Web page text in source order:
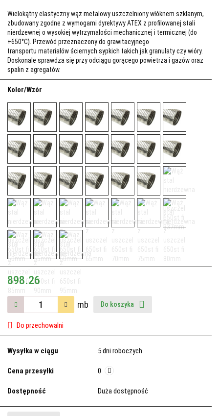
Wielokątny elastyczny wąż metalowy uszczelniony włóknem szklanym,
zbudowany zgodne z wymogami dyrektywy ATEX z profilowanej stali
nierdzewnej o wysokiej wytrzymałości mechanicznej i termicznej (do
+650°C). Przewód przeznaczony do grawitacyjnego
transportu materiałów ściernych sypkich takich jak granulaty czy wióry.
Doskonale sprawdza się przy odciągu gorącego powietrza i gazów oraz
spalin z agregatów.
Kolor/Wzór
898.26
mb Do koszyka
Do przechowalni
Wysyłka w ciągu 5 dni roboczych
Cena przesyłki 0
Dostępność Duża dostępność